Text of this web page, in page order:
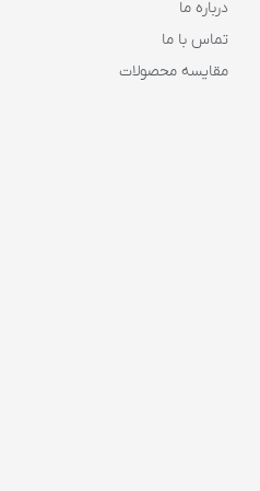
درباره ما
تماس با ما
مقایسه محصولات